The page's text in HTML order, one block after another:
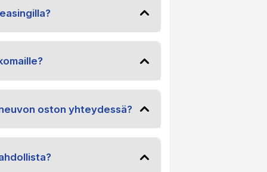
oston yhteydessä?